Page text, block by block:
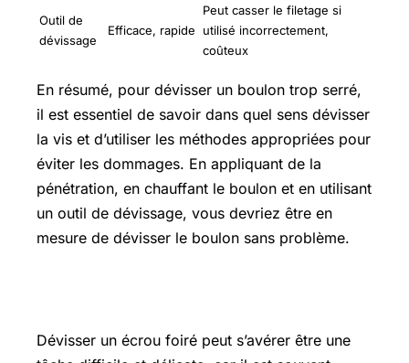
Outil de
dévissage
Efficace, rapide
Peut casser le filetage si
utilisé incorrectement,
coûteux
En résumé, pour dévisser un boulon trop serré,
il est essentiel de savoir dans quel sens dévisser
la vis et d’utiliser les méthodes appropriées pour
éviter les dommages. En appliquant de la
pénétration, en chauffant le boulon et en utilisant
un outil de dévissage, vous devriez être en
mesure de dévisser le boulon sans problème.
Dévisser un écrou foiré peut s’avérer être une